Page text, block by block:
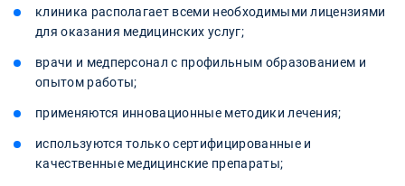
клиника располагает всеми необходимыми лицензиями
для оказания медицинских услуг;
врачи и медперсонал с профильным образованием и
опытом работы;
применяются инновационные методики лечения;
используются только сертифицированные и
качественные медицинские препараты;